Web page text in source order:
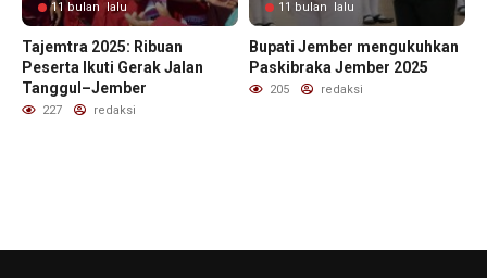
11 bulan lalu
Tajemtra 2025: Ribuan
Peserta Ikuti Gerak Jalan
Tanggul–Jember
227 redaksi
11 bulan lalu
Bupati Jember mengukuhkan
Paskibraka Jember 2025
205 redaksi